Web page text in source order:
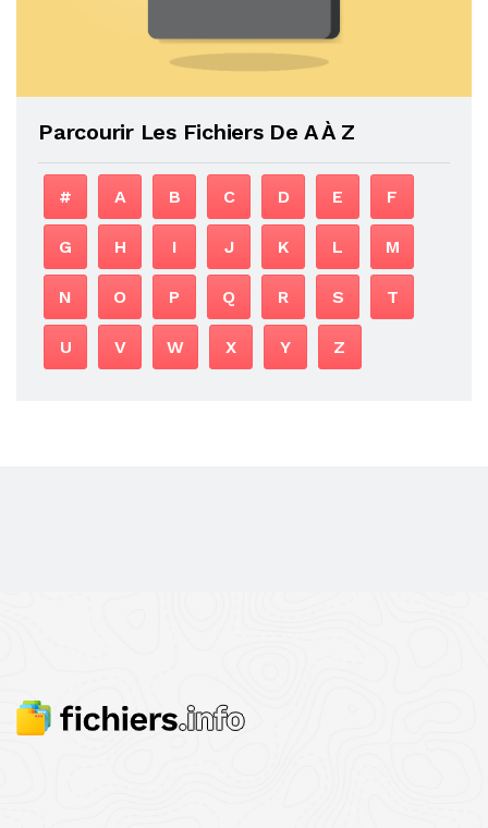
Parcourir Les Fichiers De A À Z
# A B C D E F
G H I J K L M
N O P Q R S T
U V W X Y Z